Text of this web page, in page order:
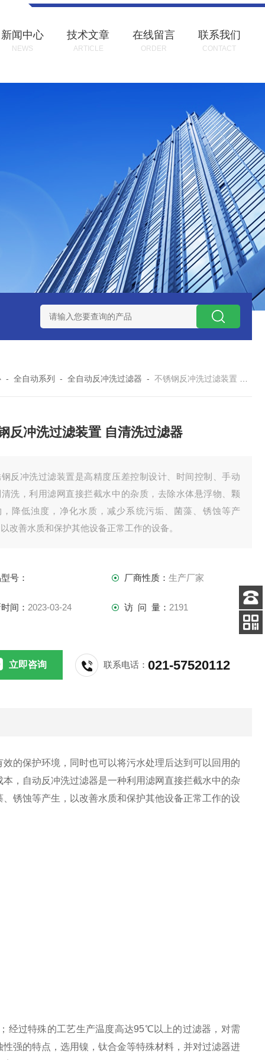
新闻中心
NEWS
技术文章
ARTICLE
在线留言
ORDER
联系我们
CONTACT
325循环水自清洗刷式过滤器 5芯10英寸烧结金属钛棒过
-全自动系列 -全自动反冲洗过滤器 -不锈钢反冲洗过滤装置 自清洗过滤器
反冲洗过滤装置 自清洗过滤器
反冲洗过滤装置是高精度压差控制设计、时间控制、手动
洗，利用滤网直接拦截水中的杂质，去除水体悬浮物、颗
，降低浊度，净化水质，减少系统污垢、菌藻、锈蚀等产
改善水质和保护其他设备正常工作的设备。
号： 厂商性质： 生产厂家
间： 2023-03-24 访 问 量： 2191
立即咨询 联系电话：021-57520112
的保护环境，同时也可以将污水处理后达到可以回用的
，自动反冲洗过滤器是一种利用滤网直接拦截水中的杂
锈蚀等产生，以改善水质和保护其他设备正常工作的设
经过特殊的工艺生产温度高达95℃以上的过滤器，对需
强的特点，选用镍，钛合金等特殊材料，并对过滤器进
客服
电话